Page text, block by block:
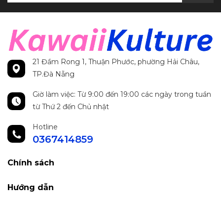
21 Đầm Rong 1, Thuận Phước, phường Hải Châu,
TP.Đà Nẵng
Giờ làm việc: Từ 9:00 đến 19:00 các ngày trong tuần
từ Thứ 2 đến Chủ nhật
Hotline
0367414859
Chính sách
Hướng dẫn